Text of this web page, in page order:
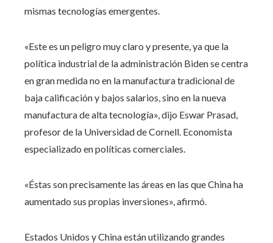
mismas tecnologías emergentes.
«Este es un peligro muy claro y presente, ya que la
política industrial de la administración Biden se centra
en gran medida no en la manufactura tradicional de
baja calificación y bajos salarios, sino en la nueva
manufactura de alta tecnología», dijo Eswar Prasad,
profesor de la Universidad de Cornell. Economista
especializado en políticas comerciales.
«Éstas son precisamente las áreas en las que China ha
aumentado sus propias inversiones», afirmó.
Estados Unidos y China están utilizando grandes